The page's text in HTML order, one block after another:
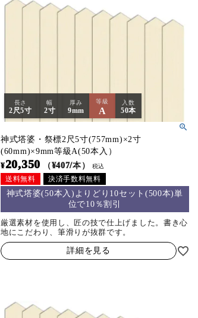
長さ
2尺5寸
幅
2寸
厚み
9mm
等級
A
入数
50本
神式塔婆・祭標2尺5寸(757mm)×2寸
(60mm)×9mm等級A(50本入）
¥20,350 （¥407/本） 税込
送料無料 決済手数料無料
神式塔婆(50本入)よりどり10セット(500本)単
位で10％割引
厳選素材を使用し、匠の技で仕上げました。書き心
地にこだわり、筆滑りが抜群です。
詳細を見る